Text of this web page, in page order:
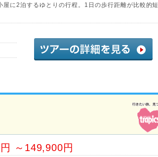
屋に2泊するゆとりの行程。1日の歩行距離が比較的短
～149,900円